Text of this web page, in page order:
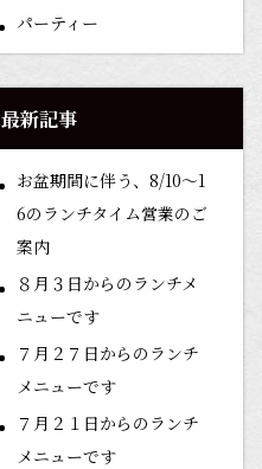
パーティー
最新記事
お盆期間に伴う、8/10〜1
6のランチタイム営業のご
案内
８月３日からのランチメ
ニューです
７月２７日からのランチ
メニューです
７月２１日からのランチ
メニューです